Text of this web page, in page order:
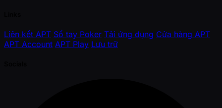
Liên kết APT Sổ tay Poker Tải ứng dụng Cửa hàng APT
APT Account APT Play Lưu trữ